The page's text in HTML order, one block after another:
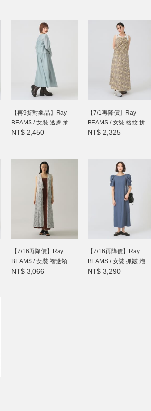
【再9折對象品】Ray
BEAMS / 女裝 透膚 抽...
NT$ 2,450
【7/1再降價】Ray
BEAMS / 女裝 格紋 拼...
NT$ 2,325
【7/16再降價】Ray
BEAMS / 女裝 褶邊領 ...
NT$ 3,066
【7/16再降價】Ray
BEAMS / 女裝 抓皺 泡...
NT$ 3,290